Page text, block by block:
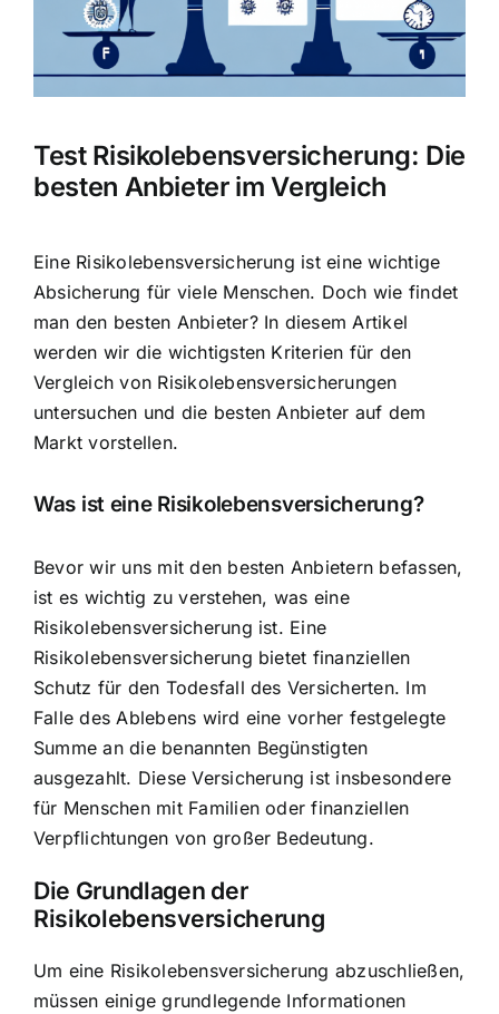
Hausratversicherung
Berufsunfähigkeitsversicherung
Weitere Tarifvergleiche
Test Risikolebensversicherung: Die
besten Anbieter im Vergleich
Eine Risikolebensversicherung ist eine wichtige
Absicherung für viele Menschen. Doch wie findet
man den besten Anbieter? In diesem Artikel
werden wir die wichtigsten Kriterien für den
Vergleich von Risikolebensversicherungen
untersuchen und die besten Anbieter auf dem
Markt vorstellen.
Was ist eine Risikolebensversicherung?
Bevor wir uns mit den besten Anbietern befassen,
ist es wichtig zu verstehen, was eine
Risikolebensversicherung ist. Eine
Risikolebensversicherung bietet finanziellen
Schutz für den Todesfall des Versicherten. Im
Falle des Ablebens wird eine vorher festgelegte
Summe an die benannten Begünstigten
ausgezahlt. Diese Versicherung ist insbesondere
für Menschen mit Familien oder finanziellen
Verpflichtungen von großer Bedeutung.
Die Grundlagen der
Risikolebensversicherung
Um eine Risikolebensversicherung abzuschließen,
müssen einige grundlegende Informationen